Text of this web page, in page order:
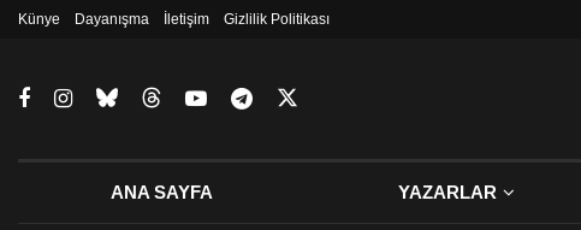
Künye Dayanışma İletişim Gizlilik Politikası
ANA SAYFA YAZARLAR